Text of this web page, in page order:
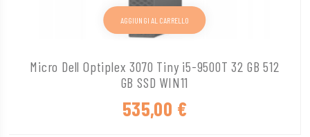
Micro Dell Optiplex 3070 Tiny i5-9500T 32 GB 512
GB SSD WIN11
535,00 €
AGGIUNGI AL CARRELLO